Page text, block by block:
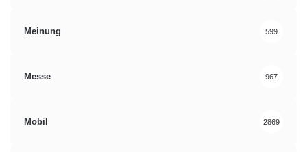
Meinung 599
Messe 967
Mobil 2869